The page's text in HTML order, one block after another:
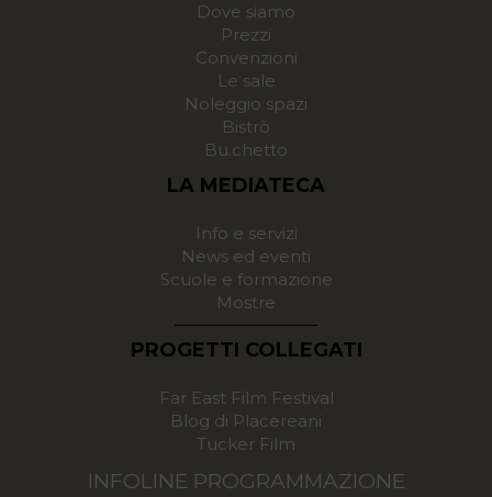
Dove siamo
Prezzi
Convenzioni
Le sale
Noleggio spazi
Bistrò
Bu.chetto
LA MEDIATECA
Info e servizi
News ed eventi
Scuole e formazione
Mostre
PROGETTI COLLEGATI
Far East Film Festival
Blog di Placereani
Tucker Film
INFOLINE PROGRAMMAZIONE